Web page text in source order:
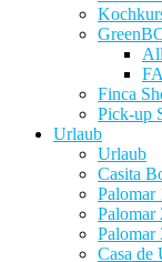
Finca
Pick-up
Urlaub
Urlaub
Casita
Palomar
Palomar
Palomar
Casa de